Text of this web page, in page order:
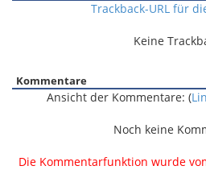
Trackback-URL für
Keine
Kommentare
Ansicht der Kommentare: (
Noch keine
Die Kommentarfunktion wurde